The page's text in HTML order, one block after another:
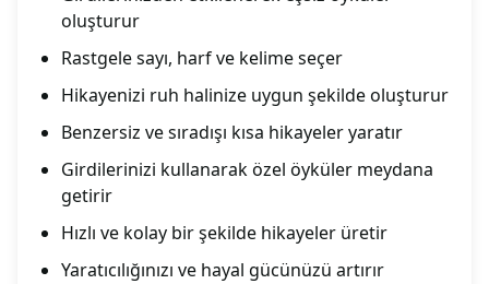
oluşturur
Rastgele sayı, harf ve kelime seçer
Hikayenizi ruh halinize uygun şekilde oluşturur
Benzersiz ve sıradışı kısa hikayeler yaratır
Girdilerinizi kullanarak özel öyküler meydana
getirir
Hızlı ve kolay bir şekilde hikayeler üretir
Yaratıcılığınızı ve hayal gücünüzü artırır